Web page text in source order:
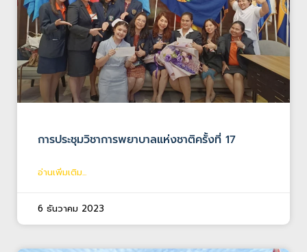
การประชุมวิชาการพยาบาลแห่งชาติครั้งที่ 17
อ่านเพิ่มเติม...
6 ธันวาคม 2023